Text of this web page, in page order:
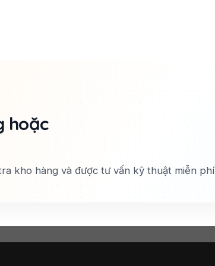
hoặc
kho hàng và được tư vấn kỹ thuật miễn